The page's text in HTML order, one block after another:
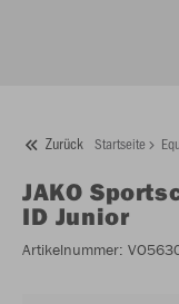
Zurück Startseite
JAKO
ID Junior
Artikelnummer: